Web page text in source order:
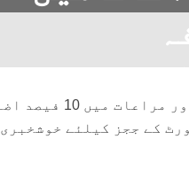
اسلام آباد: سپریم کورٹ اور ہائیکورٹ ججز کی تنخواہوں
کے ججز کیلئے خوشخبری